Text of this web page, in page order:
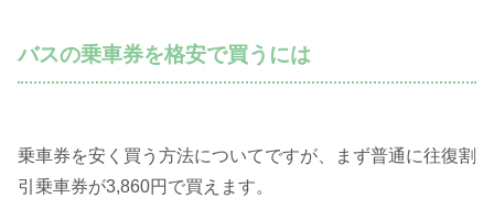
バスの乗車券を格安で買うには
乗車券を安く買う方法についてですが、まず普通に往復割
引乗車券が3,860円で買えます。